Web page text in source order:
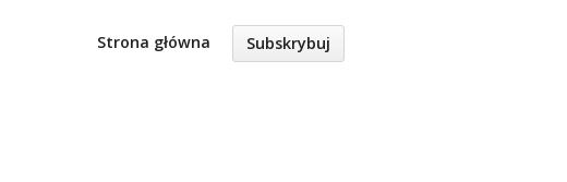
Strona główna Subskrybuj